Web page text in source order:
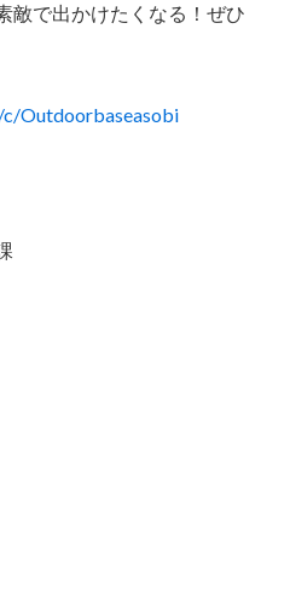
敵で出かけたくなる！ぜひ
Outdoorbaseasobi